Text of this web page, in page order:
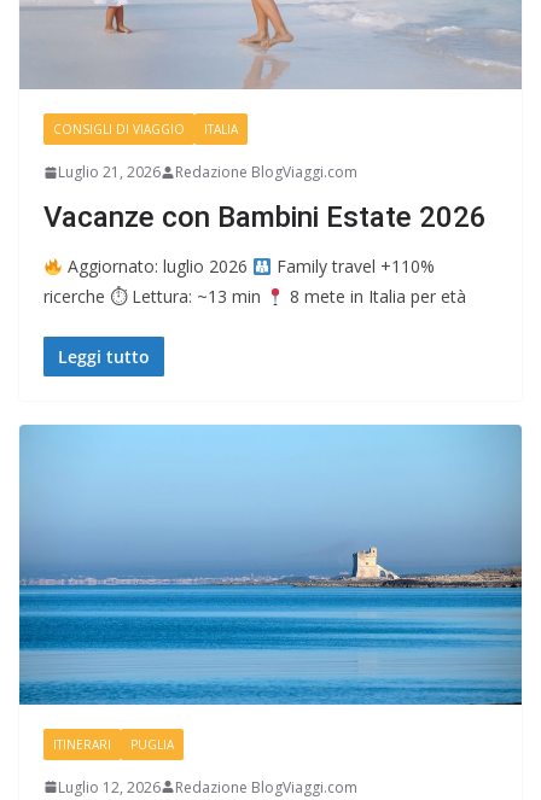
CONSIGLI DI VIAGGIO ITALIA
Luglio 21, 2026 Redazione BlogViaggi.com
Vacanze con Bambini Estate 2026
Aggiornato: luglio 2026
Family travel +110%
ricerche ⏱ Lettura: ~13 min
8 mete in Italia per età
Leggi tutto
ITINERARI PUGLIA
Luglio 12, 2026 Redazione BlogViaggi.com